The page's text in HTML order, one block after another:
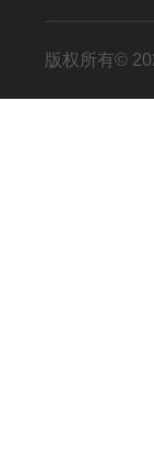
版权所有©